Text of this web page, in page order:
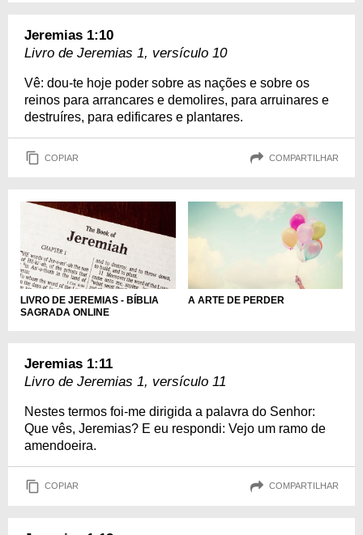
Jeremias 1:10
Livro de Jeremias 1, versículo 10
Vê: dou-te hoje poder sobre as nações e sobre os
reinos para arrancares e demolires, para arruinares e
destruíres, para edificares e plantares.
COPIAR COMPARTILHAR
LIVRO DE JEREMIAS - BÍBLIA
SAGRADA ONLINE
A ARTE DE PERDER
Jeremias 1:11
Livro de Jeremias 1, versículo 11
Nestes termos foi-me dirigida a palavra do Senhor:
Que vês, Jeremias? E eu respondi: Vejo um ramo de
amendoeira.
COPIAR COMPARTILHAR